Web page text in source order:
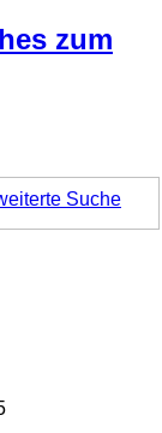
zum
Suche